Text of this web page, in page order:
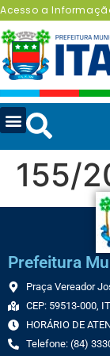
Acesso a
155/
Prefeitura
Praça Vereador
CEP: 59513-000,
HORÁRIO DE
Telefone: (84)